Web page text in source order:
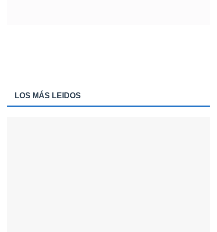
LOS MÁS LEIDOS